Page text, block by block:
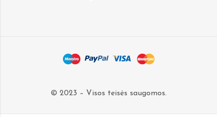
© 2023 – Visos teisės saugomos.